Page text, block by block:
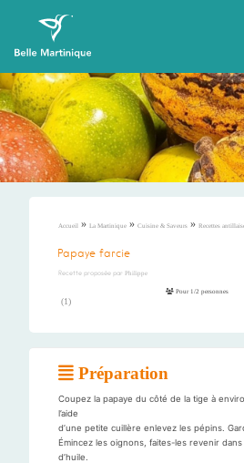
Accueil » La Martinique » Cuisine & Saveurs » Recettes
Papaye farcie
Recette proposée par Philippe
(1)
Pour 1/2 personnes
Préparation
Coupez la papaye du côté de la tige à
l’aide
d’une petite cuillère enlevez les pépins.
Émincez les oignons, faites-les revenir
d’huile.